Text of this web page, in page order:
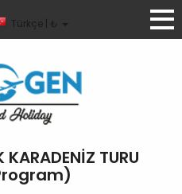
Türkçe | ₺
TURU